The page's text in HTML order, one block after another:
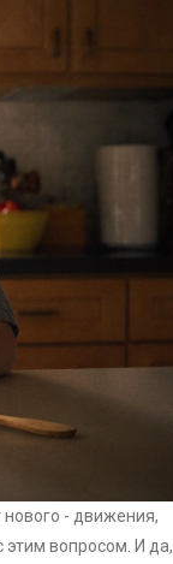
нового - движения,
этим вопросом. И да,